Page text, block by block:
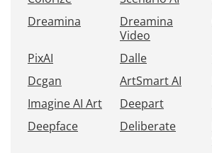
Dreamina
Dreamina
Video
PixAI Dalle
Dcgan
ArtSmart AI
Imagine AI Art
Deepart
Deepface
Deliberate